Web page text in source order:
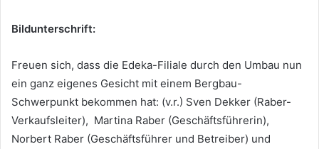
Bildunterschrift:
Freuen sich, dass die Edeka-Filiale durch den Umbau nun
ein ganz eigenes Gesicht mit einem Bergbau-
Schwerpunkt bekommen hat: (v.r.) Sven Dekker (Raber-
Verkaufsleiter), Martina Raber (Geschäftsführerin),
Norbert Raber (Geschäftsführer und Betreiber) und